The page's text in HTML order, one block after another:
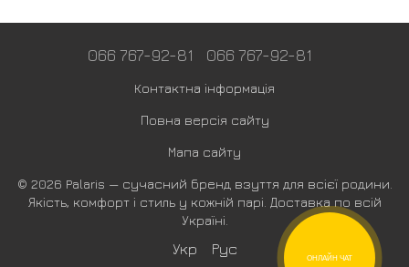
066 767-92-81 066 767-92-81
Контактна інформація
Повна версія сайту
Мапа сайту
© 2026 Palaris — сучасний бренд взуття для всієї родини.
Якість, комфорт і стиль у кожній парі. Доставка по всій
Україні.
Укр Рус
ОНЛАЙН ЧАТ